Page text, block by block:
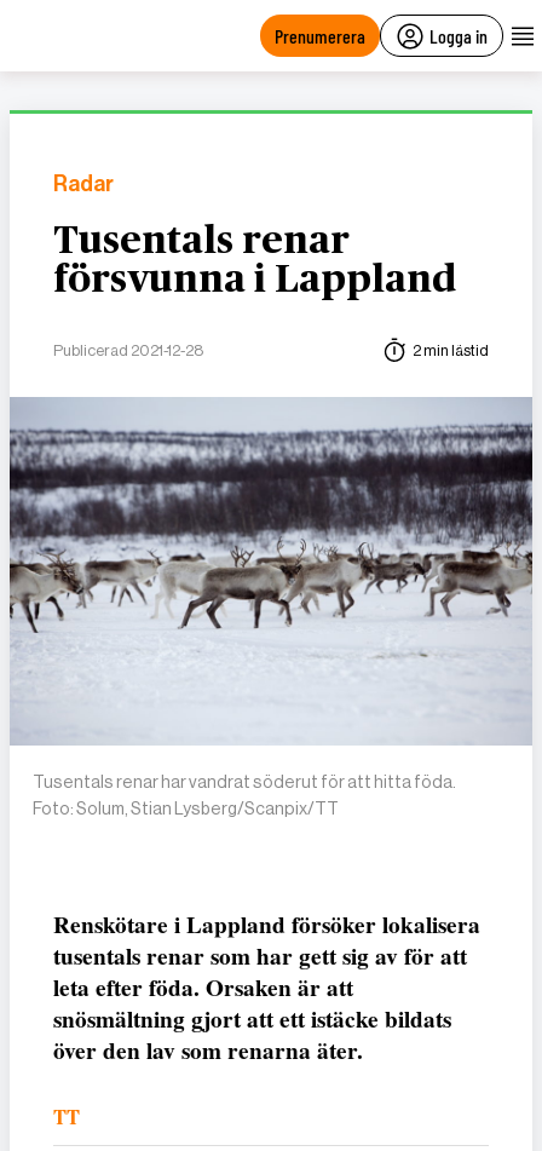
Prenumerera Logga in
Radar
Tusentals renar
försvunna i Lappland
Publicerad 2021-12-28 2 min lästid
Tusentals renar har vandrat söderut för att hitta föda.
Foto: Solum, Stian Lysberg/Scanpix/TT
Renskötare i Lappland försöker lokalisera
tusentals renar som har gett sig av för att
leta efter föda. Orsaken är att
snösmältning gjort att ett istäcke bildats
över den lav som renarna äter.
TT